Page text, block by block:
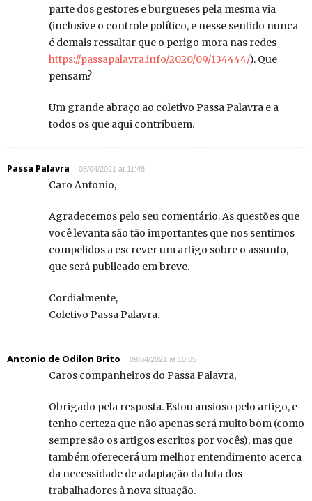
parte dos gestores e burgueses pela mesma via
(inclusive o controle político, e nesse sentido nunca
é demais ressaltar que o perigo mora nas redes –
https://passapalavra.info/2020/09/134444/). Que
pensam?
Um grande abraço ao coletivo Passa Palavra e a
todos os que aqui contribuem.
Passa Palavra 08/04/2021 at 11:48
Caro Antonio,
Agradecemos pelo seu comentário. As questões que
você levanta são tão importantes que nos sentimos
compelidos a escrever um artigo sobre o assunto,
que será publicado em breve.
Cordialmente,
Coletivo Passa Palavra.
Antonio de Odilon Brito 09/04/2021 at 10:05
Caros companheiros do Passa Palavra,
Obrigado pela resposta. Estou ansioso pelo artigo, e
tenho certeza que não apenas será muito bom (como
sempre são os artigos escritos por vocês), mas que
também oferecerá um melhor entendimento acerca
da necessidade de adaptação da luta dos
trabalhadores à nova situação.